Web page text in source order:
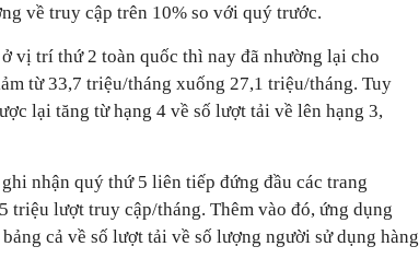
về truy cập trên 10% so với quý trước.
vị trí thứ 2 toàn quốc thì nay đã nhường lại cho
từ 33,7 triệu/tháng xuống 27,1 triệu/tháng. Tuy
lại tăng từ hạng 4 về số lượt tải về lên hạng 3,
nhận quý thứ 5 liên tiếp đứng đầu các trang
triệu lượt truy cập/tháng. Thêm vào đó, ứng dụng
cả về số lượt tải về số lượng người sử dụng hàng